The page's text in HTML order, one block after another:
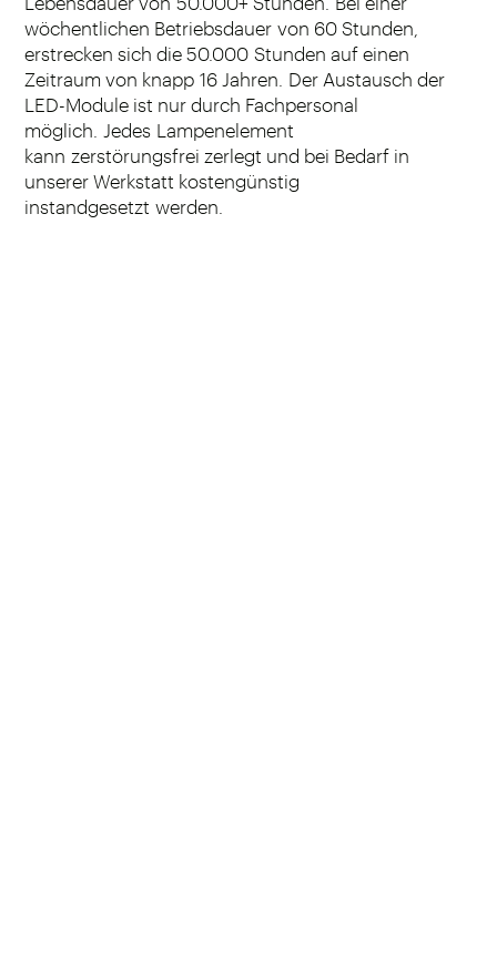
wöchentlichen Betriebsdauer von 60 Stunden,
erstrecken sich die 50.000 Stunden auf einen
Zeitraum von knapp 16 Jahren. Der Austausch der
LED-Module ist nur durch Fachpersonal
möglich. Jedes Lampenelement
kann zerstörungsfrei zerlegt und bei Bedarf in
unserer Werkstatt kostengünstig
instandgesetzt werden.